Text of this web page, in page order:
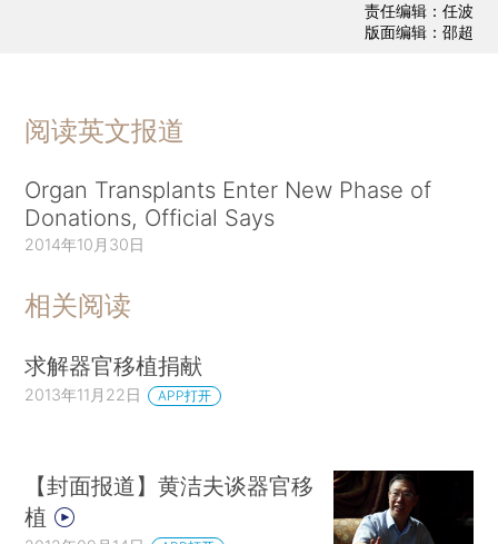
责任编辑：任波
版面编辑：邵超
阅读英文报道
Organ Transplants Enter New Phase of
Donations, Official Says
2014年10月30日
相关阅读
求解器官移植捐献
2013年11月22日 APP打开
【封面报道】黄洁夫谈器官移
植